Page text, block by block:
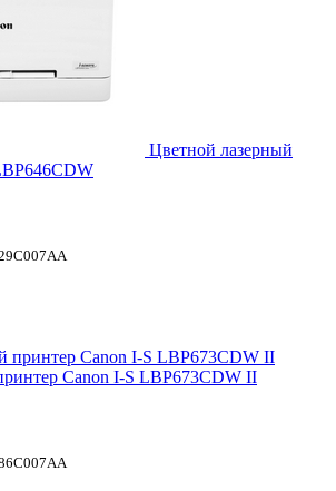
Цветной лазерный
Canon I-S LBP673CDW II